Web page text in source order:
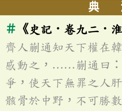
典
＃ 《史記．卷九二．
齊人蒯通知天下權在
感動之，……蒯通曰
爭，使天下無罪之人
骸骨於中野，不可勝